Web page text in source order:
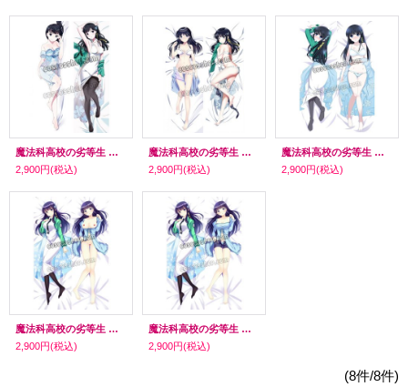
魔法科高校の劣等生 司波深雪風 04 ●等身大 抱き枕カバー
2,900円(税込)
魔法科高校の劣等生 司波深雪風 ●等身大 抱き枕カバー
2,900円(税込)
魔法科高校の劣等生 司波深雪風 03 ●等身大 抱き枕カバー
2,900円(税込)
魔法科高校の劣等生 司波深雪風 制服 ●等身大 抱き枕カバー
2,900円(税込)
魔法科高校の劣等生 司波深雪風 02 ●等身大 抱き枕カバー
2,900円(税込)
(8件/8件)